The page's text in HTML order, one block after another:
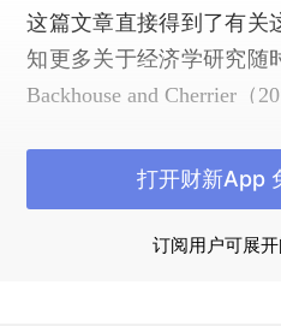
这篇文章直接得到了有关
知更多关于经济学研究随
Backhouse and Cherrier（
1.艺术家和伦理学家
约翰·梅纳德·凯恩斯的
（John Neville Keynes
订阅用户可展
打开财新App